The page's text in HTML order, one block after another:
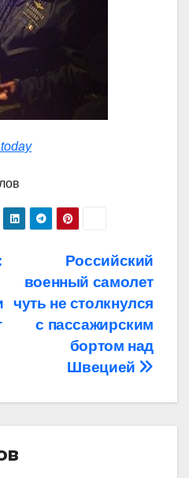
Российский
военный самолет
чуть не столкнулся
с пассажирским
бортом над
Швецией